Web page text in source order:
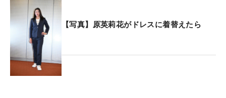
【写真】原英莉花がドレスに着替えたら